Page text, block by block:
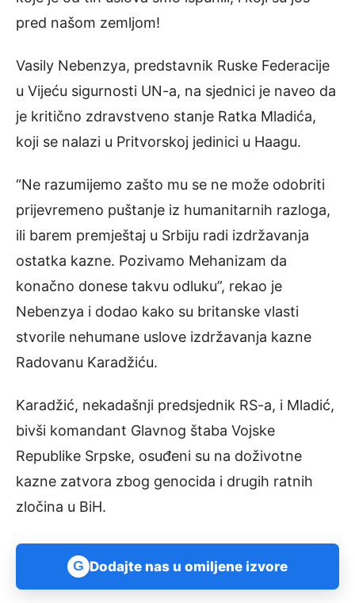
pred našom zemljom!
Vasily Nebenzya, predstavnik Ruske Federacije
u Vijeću sigurnosti UN-a, na sjednici je naveo da
je kritično zdravstveno stanje Ratka Mladića,
koji se nalazi u Pritvorskoj jedinici u Haagu.
“Ne razumijemo zašto mu se ne može odobriti
prijevremeno puštanje iz humanitarnih razloga,
ili barem premještaj u Srbiju radi izdržavanja
ostatka kazne. Pozivamo Mehanizam da
konačno donese takvu odluku”, rekao je
Nebenzya i dodao kako su britanske vlasti
stvorile nehumane uslove izdržavanja kazne
Radovanu Karadžiću.
Karadžić, nekadašnji predsjednik RS-a, i Mladić,
bivši komandant Glavnog štaba Vojske
Republike Srpske, osuđeni su na doživotne
kazne zatvora zbog genocida i drugih ratnih
zločina u BiH.
G Dodajte nas u omiljene izvore